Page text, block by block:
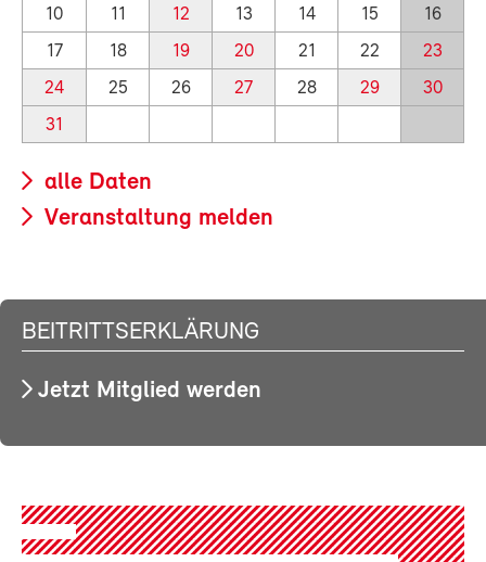
10
11 12 13 14 15
16
17
18 19 20 21 22
23
24
25 26 27 28 29
30
31
alle Daten
Veranstaltung melden
BEITRITTSERKLÄRUNG
Jetzt Mitglied werden